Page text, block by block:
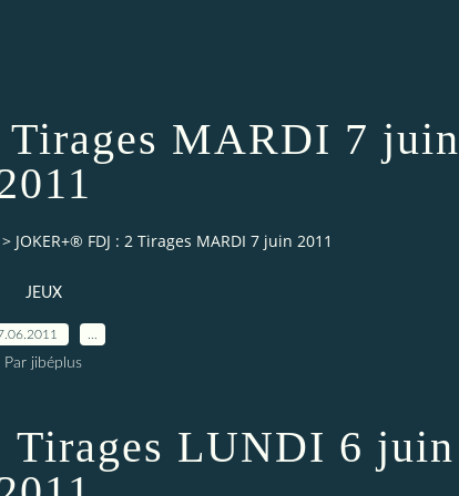
MARDI 7 juin
> JOKER+® FDJ : 2 Tirages MARDI 7 juin 2011
JEUX
Par jibéplus
LUNDI 6 juin